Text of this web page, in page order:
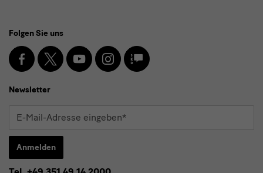
Media
und
Newsletter
Folgen Sie uns
Facebook
X YoutubeInstagramSKD
Blog
Newsletter
E-
Adresse
Anmelden